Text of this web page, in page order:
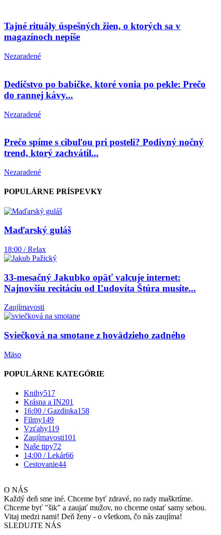
Tajné rituály úspešných žien, o ktorých sa v
magazínoch nepíše
Nezaradené
Dedičstvo po babičke, ktoré vonia po pekle: Prečo
do rannej kávy...
Nezaradené
Prečo spíme s cibuľou pri posteli? Podivný nočný
trend, ktorý zachvátil...
Nezaradené
POPULÁRNE PRÍSPEVKY
Maďarský guláš
18:00 / Relax
33-mesačný Jakubko opäť valcuje internet:
Najnovšiu recitáciu od Ľudovíta Štúra musíte...
Zaujímavosti
Sviečková na smotane z hovädzieho zadného
Mäso
POPULÁRNE KATEGÓRIE
Knihy517
Krásna a IN201
16:00 / Gazdinka158
Filmy149
Vzťahy119
Zaujímavosti101
Naše tipy72
14:00 / Lekár66
Cestovanie44
O NÁS
Každý deň sme iné. Chceme byť zdravé, no rady maškrtíme.
Chceme byť "šik" a zaujať mužov, no chceme ostať samy sebou.
Vitaj medzi nami! Deň ženy - o všetkom, čo nás zaujíma!
SLEDUJTE NÁS